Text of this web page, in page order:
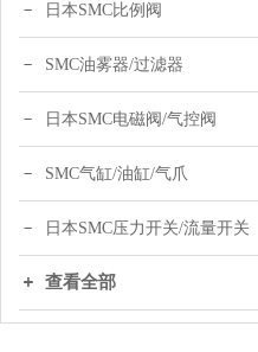
日本SMC比例阀
SMC油雾器/过滤器
日本SMC电磁阀/气控阀
SMC气缸/油缸/气爪
日本SMC压力开关/流量开关
查看全部